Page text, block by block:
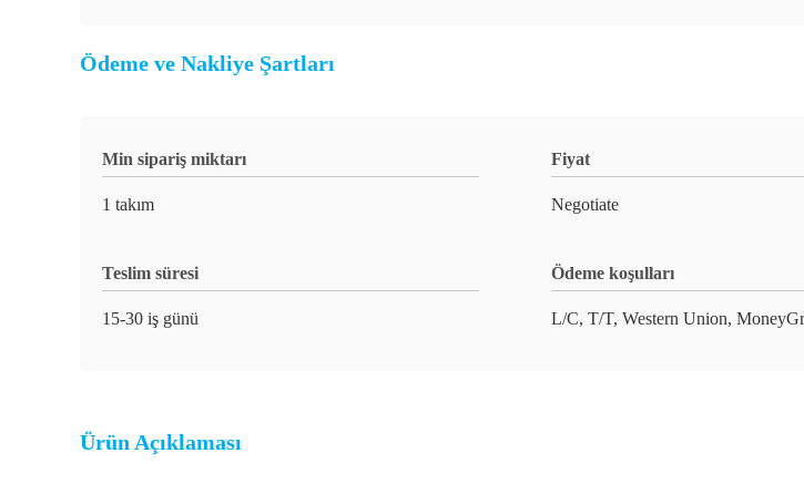
Ödeme ve Nakliye Şartları
Min sipariş miktarı
1 takım
Fiyat
Negotiate
Teslim süresi
15-30 iş günü
Ödeme koşulları
L/C, T/T, Western Union,
Ürün Açıklaması